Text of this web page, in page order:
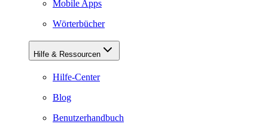
Mobile Apps
Wörterbücher
Hilfe & Ressourcen
Hilfe-Center
Blog
Benutzerhandbuch